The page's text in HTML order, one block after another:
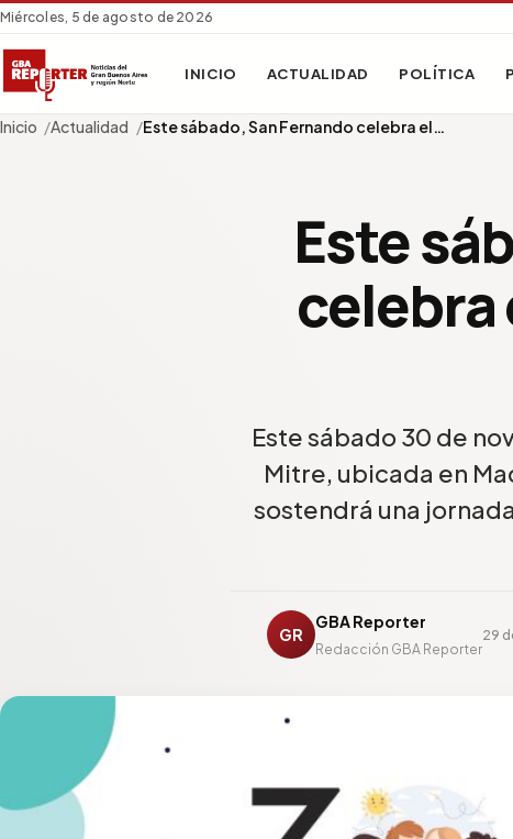
Miércoles, 5 de agosto de 2026
INICIO ACTUALIDAD POLÍTICA
Inicio Actualidad Este sábado, San Fernando celebra el…
Este
celebra
Este sábado 30 de
Mitre, ubicada en
sostendrá una
GR
GBA Reporter
Redacción GBA Reporter
29